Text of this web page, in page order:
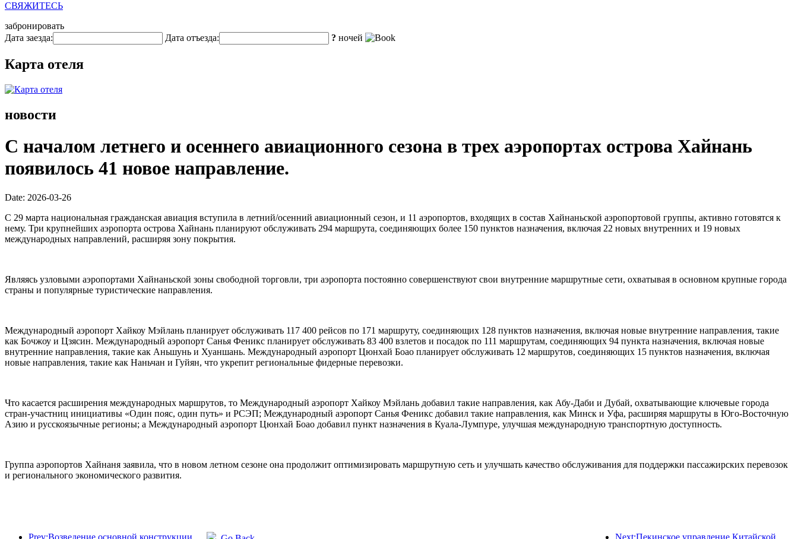
СВЯЖИТЕСЬ
забронировать
Дата заезда:
Дата отъезда: ? ночей
Карта отеля
новости
С началом летнего и осеннего авиационного сезона в трех аэропортах острова Хайнань
появилось 41 новое направление.
Date: 2026-03-26
С 29 марта национальная гражданская авиация вступила в летний/осенний авиационный сезон, и 11 аэропортов, входящих в состав Хайнаньской аэропортовой группы, активно готовятся к
нему. Три крупнейших аэропорта острова Хайнань планируют обслуживать 294 маршрута, соединяющих более 150 пунктов назначения, включая 22 новых внутренних и 19 новых
международных направлений, расширяя зону покрытия.
Являясь узловыми аэропортами Хайнаньской зоны свободной торговли, три аэропорта постоянно совершенствуют свои внутренние маршрутные сети, охватывая в основном крупные города
страны и популярные туристические направления.
Международный аэропорт Хайкоу Мэйлань планирует обслуживать 117 400 рейсов по 171 маршруту, соединяющих 128 пунктов назначения, включая новые внутренние направления, такие
как Бочжоу и Цзясин. Международный аэропорт Санья Феникс планирует обслуживать 83 400 взлетов и посадок по 111 маршрутам, соединяющих 94 пункта назначения, включая новые
внутренние направления, такие как Аньшунь и Хуаншань. Международный аэропорт Цюнхай Боао планирует обслуживать 12 маршрутов, соединяющих 15 пунктов назначения, включая
новые направления, такие как Наньчан и Гуйян, что укрепит региональные фидерные перевозки.
Что касается расширения международных маршрутов, то Международный аэропорт Хайкоу Мэйлань добавил такие направления, как Абу-Даби и Дубай, охватывающие ключевые города
стран-участниц инициативы «Один пояс, один путь» и РСЭП; Международный аэропорт Санья Феникс добавил такие направления, как Минск и Уфа, расширяя маршруты в Юго-Восточную
Азию и русскоязычные регионы; а Международный аэропорт Цюнхай Боао добавил пункт назначения в Куала-Лумпуре, улучшая международную транспортную доступность.
Группа аэропортов Хайнаня заявила, что в новом летном сезоне она продолжит оптимизировать маршрутную сеть и улучшать качество обслуживания для поддержки пассажирских перевозок
и регионального экономического развития.